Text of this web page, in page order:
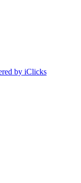
by iClicks